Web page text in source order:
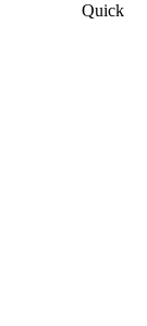
Quick